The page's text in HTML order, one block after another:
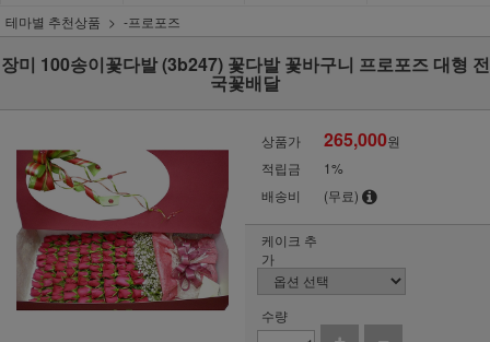
테마별 추천상품 -프로포즈
장미 100송이꽃다발 (3b247) 꽃다발 꽃바구니 프로포즈 대형 전
국꽃배달
상품가 265,000원
적립금
1%
배송비
(무료)
케이크 추
가
수량